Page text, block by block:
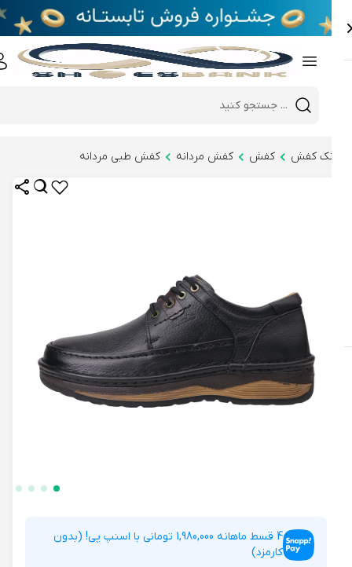
Mobile header search
e
کفش کفش کفش مردانه کفش طبی مردانه
4 قسط ماهانه 1,980,000 تومانی با اسنپ پی! (بدون
کارمزد)